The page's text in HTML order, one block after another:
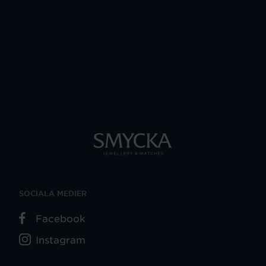
SOCIALA MEDIER
Facebook
Instagram